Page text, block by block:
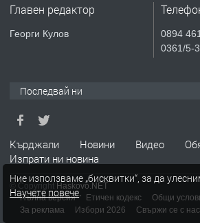
ПРЕДЛАГА
**Прекрасен имот
Главатарци с
язовир
Главен редактор
Георги Кулов
0894
0361/5-
Последвай ни
Кърджали Новини Видео
Изпрати ни новина
© Copyright Haskovo.NET
Пълна версия
Етичен кодекс Общи
За реклама
Избори 2026 Свържи се с нас
Ние използваме „бисквитки“, за да
Научете повече.